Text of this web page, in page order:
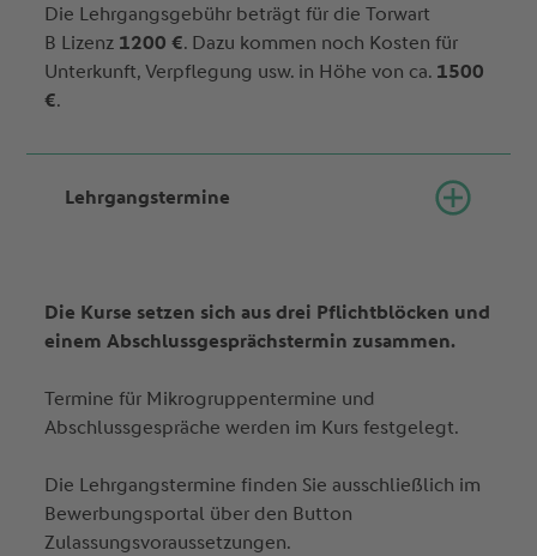
Die Lehrgangsgebühr beträgt für die Torwart
B Lizenz 1200 €. Dazu kommen noch Kosten für
Unterkunft, Verpflegung usw. in Höhe von ca. 1500
€.
Lehrgangstermine
Die Kurse setzen sich aus drei Pflichtblöcken und
einem Abschlussgesprächstermin zusammen.
Termine für Mikrogruppentermine und
Abschlussgespräche werden im Kurs festgelegt.
Die Lehrgangstermine finden Sie ausschließlich im
Bewerbungsportal über den Button
Zulassungsvoraussetzungen.